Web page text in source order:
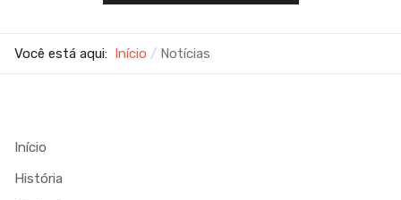
Você está aqui: Início Notícias
Início
História